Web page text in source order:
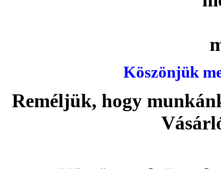
Köszönjük
Reméljük, hogy